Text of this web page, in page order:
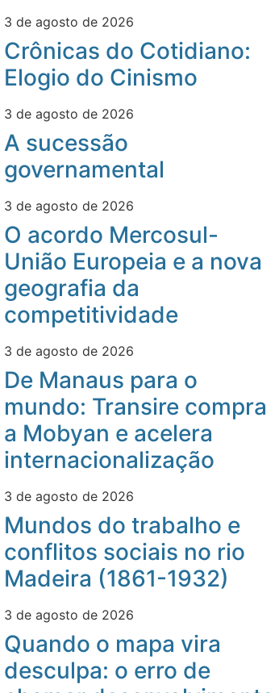
3 de agosto de 2026
Crônicas do Cotidiano:
Elogio do Cinismo
3 de agosto de 2026
A sucessão
governamental
3 de agosto de 2026
O acordo Mercosul-
União Europeia e a nova
geografia da
competitividade
3 de agosto de 2026
De Manaus para o
mundo: Transire compra
a Mobyan e acelera
internacionalização
3 de agosto de 2026
Mundos do trabalho e
conflitos sociais no rio
Madeira (1861-1932)
3 de agosto de 2026
Quando o mapa vira
desculpa: o erro de